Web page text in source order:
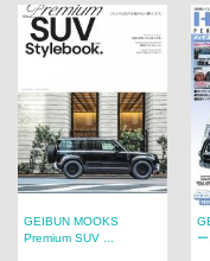
GEIBUN MOOKS
Premium SUV ...